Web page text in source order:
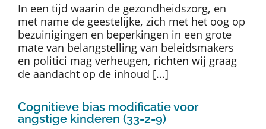
In een tijd waarin de gezondheidszorg, en
met name de geestelijke, zich met het oog op
bezuinigingen en beperkingen in een grote
mate van belangstelling van beleidsmakers
en politici mag verheugen, richten wij graag
de aandacht op de inhoud [...]
Cognitieve bias modificatie voor
angstige kinderen (33-2-9)